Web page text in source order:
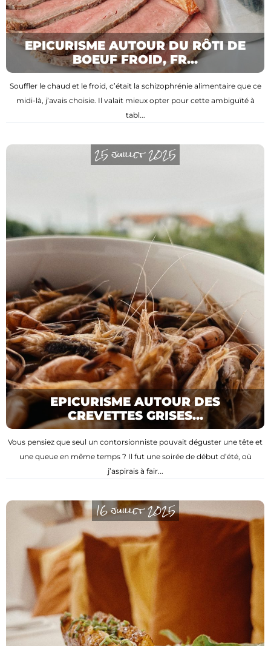
EPICURISME AUTOUR DU RÔTI DE
BOEUF FROID, FR...
Souffler le chaud et le froid, c’était la schizophrénie alimentaire que ce
midi-là, j’avais choisie. Il valait mieux opter pour cette ambiguïté à
tabl...
25 juillet 2025
EPICURISME AUTOUR DES
CREVETTES GRISES...
Vous pensiez que seul un contorsionniste pouvait déguster une tête et
une queue en même temps ? Il fut une soirée de début d’été, où
j’aspirais à fair...
16 juillet 2025